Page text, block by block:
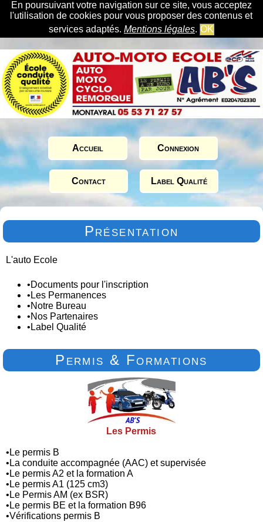
En poursuivant votre navigation sur ce site, vous acceptez
l'utilisation de cookies pour vous proposer des contenus et
services adaptés. Mentions légales. OK
Accueil Connexion
Contact Label Qualité
Présentation
L'auto Ecole
•Documents pour l'inscription
• Les Permanences
•Notre Bureau
•Nos Partenaires
• Label Qualité
Permis & Formations
Les Permis
• Le permis B
• La conduite accompagnée (AAC) et supervisée
• Le permis A2 et la formation A
• Le permis A1 (125 cm3)
• Le Permis AM (ex BSR)
• Le permis BE et la formation B96
•Vérifications permis B